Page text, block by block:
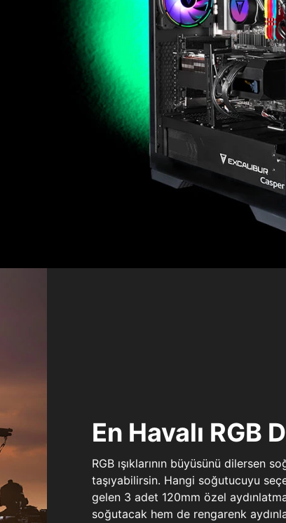
En Havalı RGB
RGB ışıklarının büyüsünü dilersen
taşıyabilirsin. Hangi soğutucuyu
gelen 3 adet 120mm özel
soğutacak hem de rengarenk